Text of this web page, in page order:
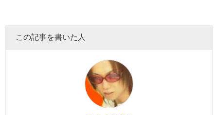
この記事を書いた人